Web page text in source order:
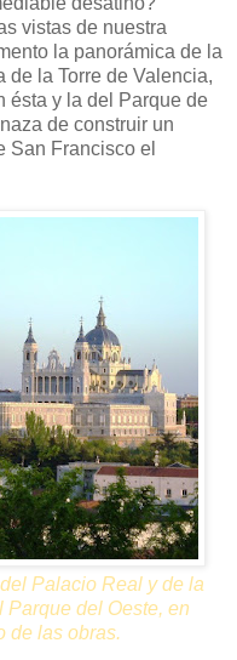
vistas de nuestra
la panorámica de la
de la Torre de Valencia,
ésta y la del Parque de
de construir un
San Francisco el
Palacio Real y de la
Parque del Oeste, en
de las obras.